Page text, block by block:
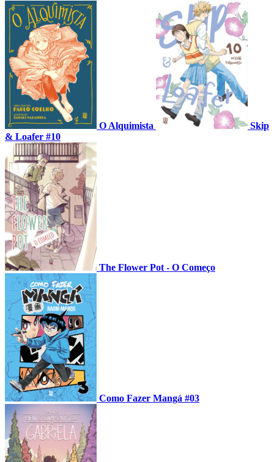
O Alquimista
Skip
& Loafer #10
The Flower Pot - O Começo
Como Fazer Mangá #03